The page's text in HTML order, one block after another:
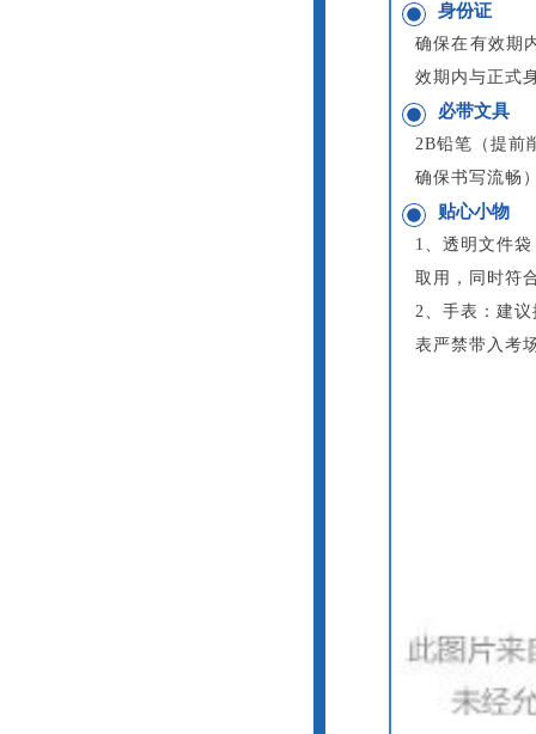
身份证
确保在有效期
效期内与正式
必带文具
2B铅笔（提前
确保书写流畅
贴心小物
1、透明文件
取用，同时符
2、手表：建
表严禁带入考